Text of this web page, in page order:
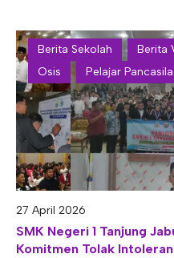
Berita Sekolah Berita
Osis
Pelajar Pancasila
27 April 2026
SMK Negeri 1 Tanjung
Komitmen Tolak